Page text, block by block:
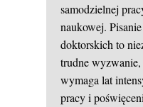
samodzielnej
naukowej.
doktorskich to
trudne
wymaga lat
pracy i